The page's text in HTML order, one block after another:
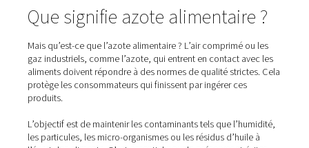
Accueil
Blog
Les Clés De La Production D’azote De Qualité Alimentaire
Que signifie azote